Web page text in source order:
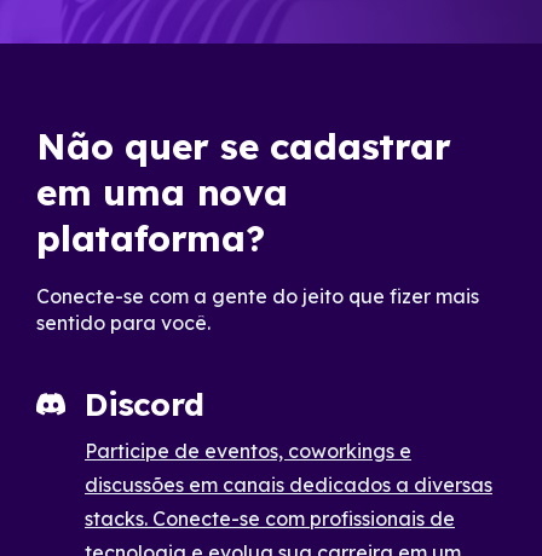
Não quer se cadastrar
em uma nova
plataforma?
Conecte-se com a gente do jeito que fizer mais
sentido para você.
Discord
Participe de eventos, coworkings e
discussões em canais dedicados a diversas
stacks. Conecte-se com profissionais de